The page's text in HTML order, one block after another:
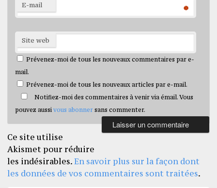
E-mail *
Site web
Prévenez-moi de tous les nouveaux commentaires par e-
mail.
Prévenez-moi de tous les nouveaux articles par e-mail.
Notifiez-moi des commentaires à venir via émail. Vous
pouvez aussi vous abonner sans commenter.
Ce site utilise
Akismet pour réduire
les indésirables.En savoir plus sur la façon dont
les données de vos commentaires sont traitées.